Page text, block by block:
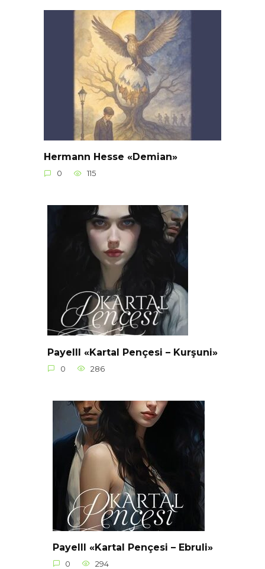
Hermann Hesse «Demian»
0 115
Payelll «Kartal Pençesi – Kurşuni»
0 286
Payelll «Kartal Pençesi – Ebruli»
0 294